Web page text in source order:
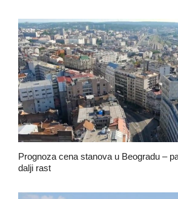
Prognoza cena stanova u Beogradu –
dalji rast